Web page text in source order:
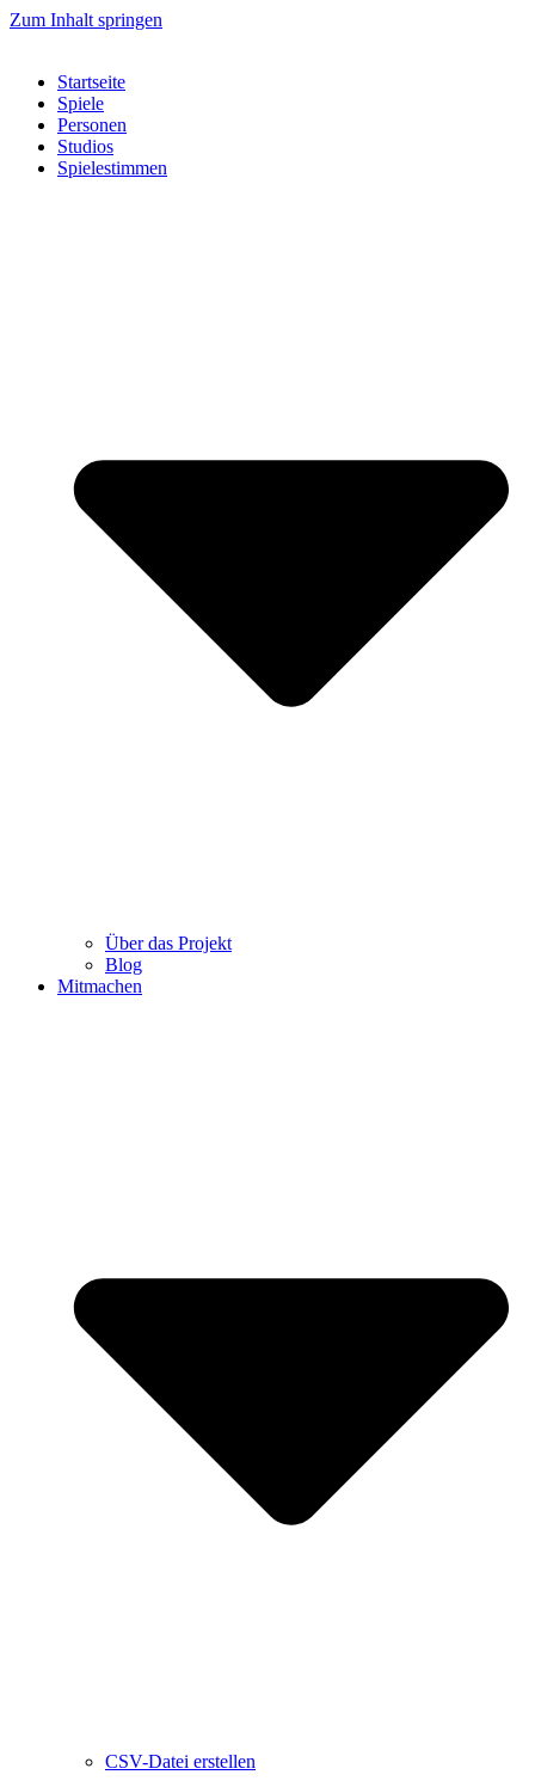
Zum Inhalt springen
Startseite
Spiele
Personen
Studios
Spielestimmen
Über das Projekt
Blog
Mitmachen
CSV-Datei erstellen